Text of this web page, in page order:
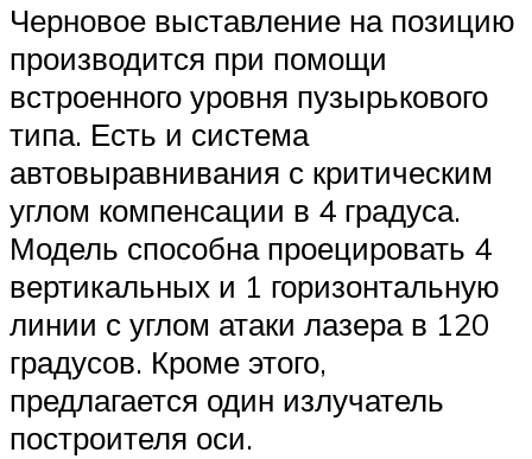
Черновое выставление на позицию
производится при помощи
встроенного уровня пузырькового
типа. Есть и система
автовыравнивания с критическим
углом компенсации в 4 градуса.
Модель способна проецировать 4
вертикальных и 1 горизонтальную
линии с углом атаки лазера в 120
градусов. Кроме этого,
предлагается один излучатель
построителя оси.